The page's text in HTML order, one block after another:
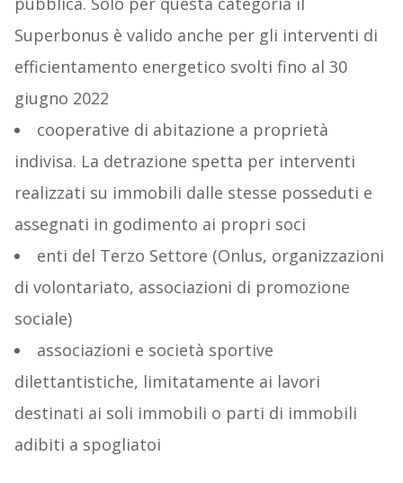
Superbonus è valido anche per gli interventi di
efficientamento energetico svolti fino al 30
giugno 2022
cooperative di abitazione a proprietà
indivisa. La detrazione spetta per interventi
realizzati su immobili dalle stesse posseduti e
assegnati in godimento ai propri soci
enti del Terzo Settore (Onlus, organizzazioni
di volontariato, associazioni di promozione
sociale)
associazioni e società sportive
dilettantistiche, limitatamente ai lavori
destinati ai soli immobili o parti di immobili
adibiti a spogliatoi